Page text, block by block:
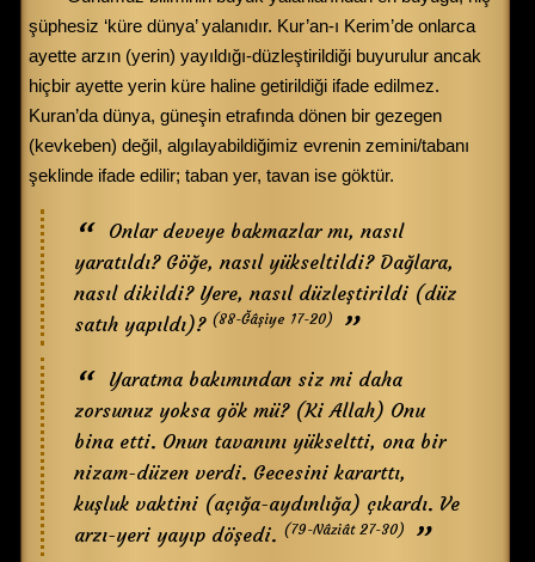
şüphesiz ‘küre dünya’ yalanıdır. Kur’an-ı Kerim’de onlarca
ayette arzın (yerin) yayıldığı-düzleştirildiği buyurulur ancak
hiçbir ayette yerin küre haline getirildiği ifade edilmez.
Kuran’da dünya, güneşin etrafında dönen bir gezegen
(kevkeben) değil, algılayabildiğimiz evrenin zemini/tabanı
şeklinde ifade edilir; taban yer, tavan ise göktür.
Onlar deveye bakmazlar mı, nasıl
yaratıldı? Göğe, nasıl yükseltildi? Dağlara,
nasıl dikildi? Yere, nasıl düzleştirildi (düz
satıh yapıldı)? (88-Ğâşiye 17-20)
Yaratma bakımından siz mi daha
zorsunuz yoksa gök mü? (Ki Allah) Onu
bina etti. Onun tavanını yükseltti, ona bir
nizam-düzen verdi. Gecesini kararttı,
kuşluk vaktini (açığa-aydınlığa) çıkardı. Ve
arzı-yeri yayıp döşedi. (79-Nâziât 27-30)